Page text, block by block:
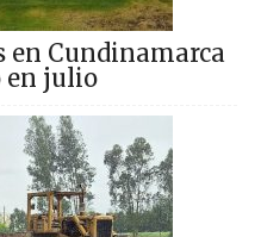
en Cundinamarca
en julio